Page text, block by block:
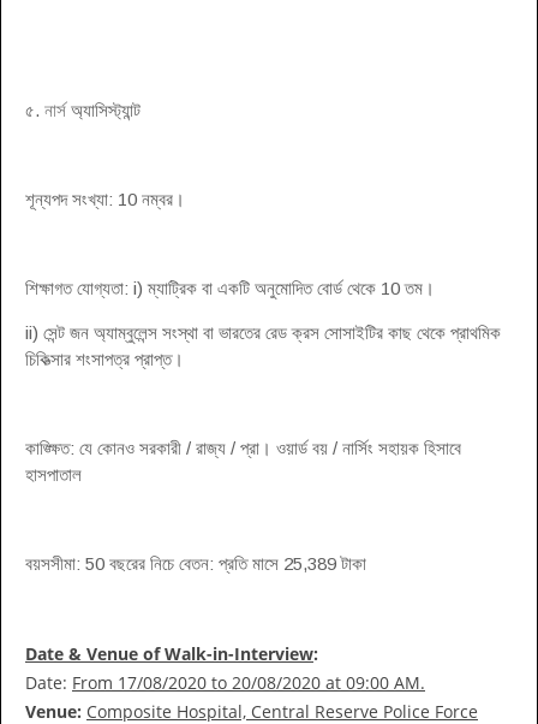
৫. নার্সঅ্যাসিস্ট্যান্ট
শূন্যপদ সংখ্যা: 10 নম্বর।
শিক্ষাগত যোগ্যতা: i) ম্যাট্রিক বা একটি অনুমোদিত বোর্ড থেকে 10 তম।
ii) সেন্ট জন অ্যাম্বুলেন্স সংস্থা বা ভারতের রেড ক্রস সোসাইটির কাছ থেকে প্রাথমিক
চিকিত্সার শংসাপত্র প্রাপ্ত।
কাঙ্ক্ষিত: যে কোনও সরকারী / রাজ্য / প্রা। ওয়ার্ড বয় / নার্সিং সহায়ক হিসাবে
হাসপাতাল
বয়সসীমা: 50 বছরের নিচে বেতন: প্রতি মাসে 25,389 টাকা
Date & Venue of Walk-in-Interview:
Date: From 17/08/2020 to 20/08/2020 at 09:00 AM.
Venue: Composite Hospital, Central Reserve Police Force